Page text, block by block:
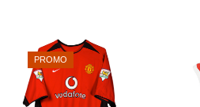
69€.
PROMO